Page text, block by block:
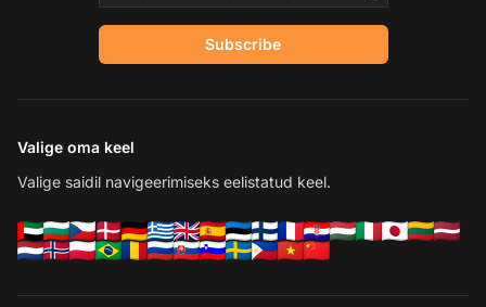
Subscribe
Valige oma keel
Valige saidil navigeerimiseks eelistatud keel.